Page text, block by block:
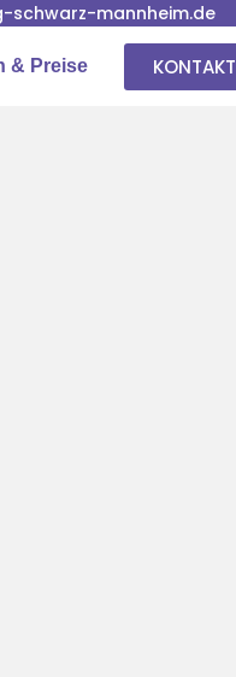
schwarz-mannheim.de
& Preise KONTAKT